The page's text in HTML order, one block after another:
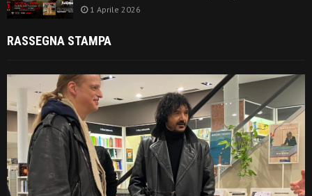
1 Aprile 2026
RASSEGNA STAMPA